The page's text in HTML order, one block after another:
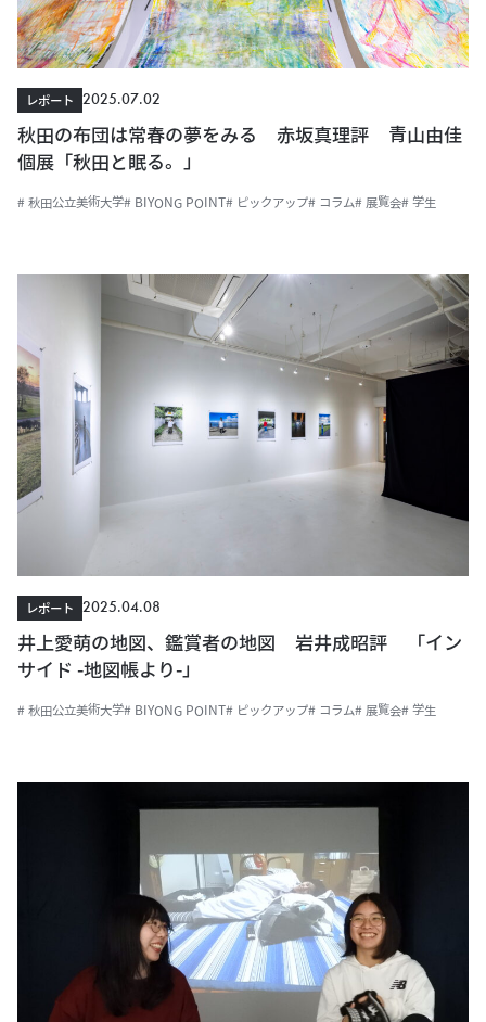
レポート
2025.07.02
秋田の布団は常春の夢をみる 赤坂真理評 青山由佳
個展「秋田と眠る。」
# 秋田公立美術大学# BIYONG POINT# ピックアップ# コラム# 展覧会# 学生
レポート
2025.04.08
井上愛萌の地図、鑑賞者の地図 岩井成昭評 「イン
サイド -地図帳より-」
# 秋田公立美術大学# BIYONG POINT# ピックアップ# コラム# 展覧会# 学生